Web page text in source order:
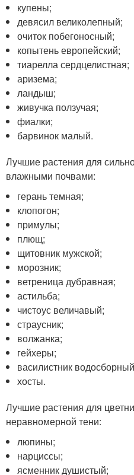
купены;
девясил великолепный;
очиток побегоносный;
копытень европейский;
тиарелла сердцелистная;
аризема;
ландыш;
живучка ползучая;
фиалки;
барвинок малый.
Лучшие растения для
влажными почвами:
герань темная;
клопогон;
примулы;
плющ;
щитовник мужской;
морозник;
ветреница дубравная;
астильба;
чистоус величавый;
страусник;
волжанка;
гейхеры;
василистник
хосты.
Лучшие растения для
неравномерной тени:
люпины;
нарциссы;
ясменник душистый;